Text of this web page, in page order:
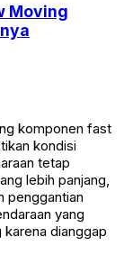
Moving
komponen fast
kondisi
tetap
lebih panjang,
penggantian
yang
dianggap